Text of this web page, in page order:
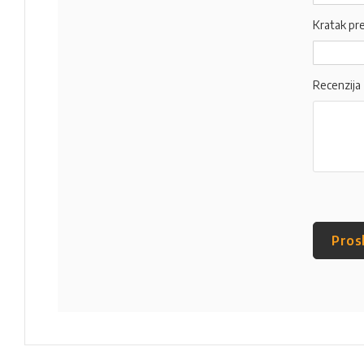
Kratak
Recenzija